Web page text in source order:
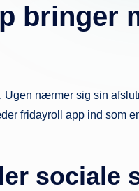
bringer
nærmer sig sin
fridayroll app ind som
sociale